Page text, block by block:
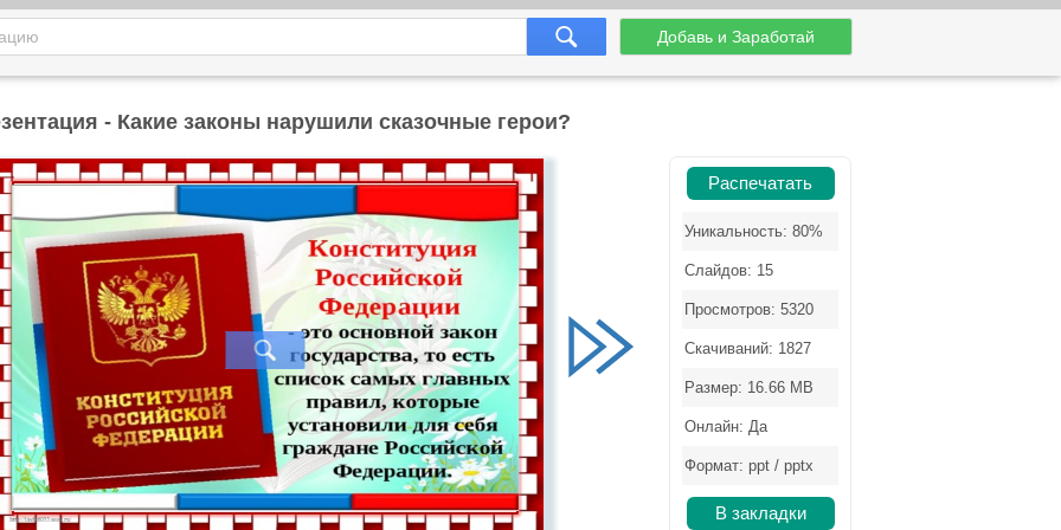
Добавь и Заработай
- Какие законы нарушили сказочные герои?
Распечатать
Уникальность: 80%
Слайдов: 15
Просмотров: 5320
Скачиваний: 1827
Размер: 16.66 MB
Онлайн: Да
Формат: ppt / pptx
В закладки